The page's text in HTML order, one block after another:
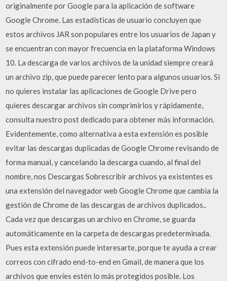
originalmente por Google para la aplicación de software
Google Chrome. Las estadísticas de usuario concluyen que
estos archivos JAR son populares entre los usuarios de Japan y
se encuentran con mayor frecuencia en la plataforma Windows
10. La descarga de varios archivos de la unidad siempre creará
un archivo zip, que puede parecer lento para algunos usuarios. Si
no quieres instalar las aplicaciones de Google Drive pero
quieres descargar archivos sin comprimirlos y rápidamente,
consulta nuestro post dedicado para obtener más información.
Evidentemente, como alternativa a esta extensión es posible
evitar las descargas duplicadas de Google Chrome revisando de
forma manual, y cancelando la descarga cuando, al final del
nombre, nos Descargas Sobrescribir archivos ya existentes es
una extensión del navegador web Google Chrome que cambia la
gestión de Chrome de las descargas de archivos duplicados..
Cada vez que descargas un archivo en Chrome, se guarda
automáticamente en la carpeta de descargas predeterminada.
Pues esta extensión puede interesarte, porque te ayuda a crear
correos con cifrado end-to-end en Gmail, de manera que los
archivos que envíes estén lo más protegidos posible. Los